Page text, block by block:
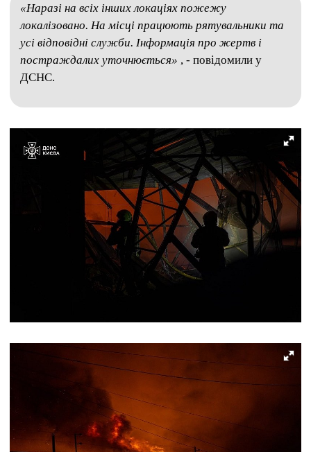
«Наразі на всіх інших локаціях пожежу
локалізовано. На місці працюють рятувальники та
усі відповідні служби. Інформація про жертв і
постраждалих уточнюється» , - повідомили у
ДСНС.